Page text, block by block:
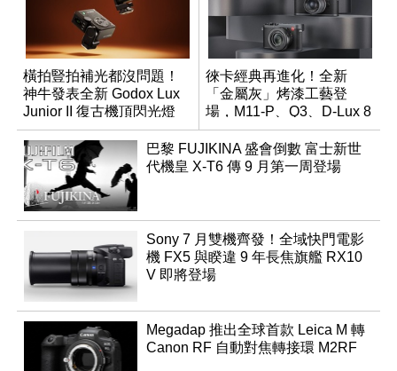
橫拍豎拍補光都沒問題！
神牛發表全新 Godox Lux
Junior II 復古機頂閃光燈
徠卡經典再進化！全新
「金屬灰」烤漆工藝登
場，M11-P、Q3、D-Lux 8
領銜換裝
巴黎 FUJIKINA 盛會倒數 富士新世
代機皇 X-T6 傳 9 月第一周登場
Sony 7 月雙機齊發！全域快門電影
機 FX5 與睽違 9 年長焦旗艦 RX10
V 即將登場
Megadap 推出全球首款 Leica M 轉
Canon RF 自動對焦轉接環 M2RF